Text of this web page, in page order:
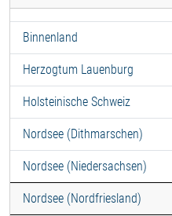
Binnenland
Herzogtum Lauenburg
Holsteinische Schweiz
Nordsee (Dithmarschen)
Nordsee (Niedersachsen)
Nordsee (Nordfriesland)